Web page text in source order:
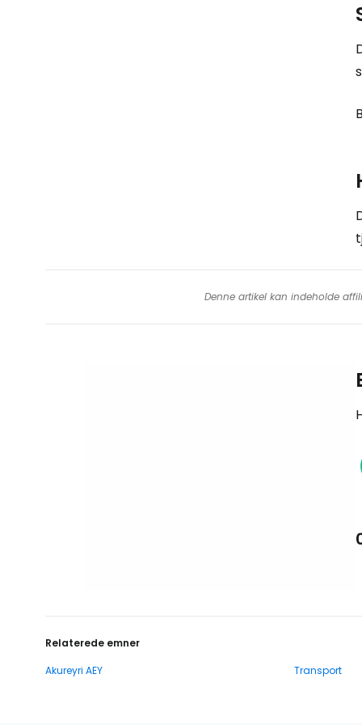
Denne artikel kan indeholde
Relaterede emner
Akureyri AEY
Transport